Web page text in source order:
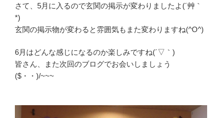
さて、5月に入るので玄関の掲示が変わりましたよ(´艸｀
*)
玄関の掲示物が変わると雰囲気もまた変わりますね(^O^)
6月はどんな感じになるのか楽しみですね(´▽｀)
皆さん、また次回のブログでお会いしましょう
($・・)/~~~